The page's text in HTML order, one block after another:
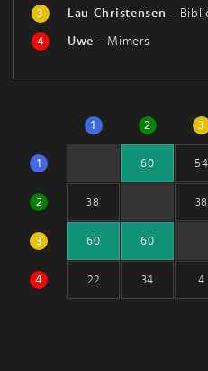
3
Lau Christensen -
4
Uwe - Mimers
1 2 3
1 60 54
2 38 38
3 60 60
4 22 34 4